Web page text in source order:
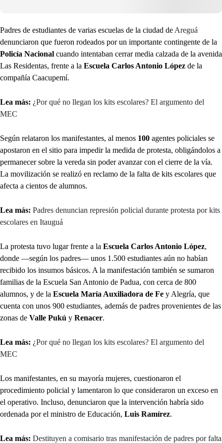
Padres de estudiantes de varias escuelas de la ciudad de Areguá
denunciaron que fueron rodeados por un importante contingente de la
Policía Nacional cuando intentaban cerrar media calzada de la avenida
Las Residentas, frente a la Escuela Carlos Antonio López de la
compañía Caacupemí.
Lea más: ¿Por qué no llegan los kits escolares? El argumento del
MEC
Según relataron los manifestantes, al menos 100 agentes policiales se
apostaron en el sitio para impedir la medida de protesta, obligándolos a
permanecer sobre la vereda sin poder avanzar con el cierre de la vía.
La movilización se realizó en reclamo de la falta de kits escolares que
afecta a cientos de alumnos.
Lea más: Padres denuncian represión policial durante protesta por kits
escolares en Itauguá
La protesta tuvo lugar frente a la Escuela Carlos Antonio López,
donde —según los padres— unos 1.500 estudiantes aún no habían
recibido los insumos básicos. A la manifestación también se sumaron
familias de la Escuela San Antonio de Padua, con cerca de 800
alumnos, y de la Escuela María Auxiliadora de Fe y Alegría, que
cuenta con unos 900 estudiantes, además de padres provenientes de las
zonas de Valle Pukú y Renacer.
Lea más: ¿Por qué no llegan los kits escolares? El argumento del
MEC
Los manifestantes, en su mayoría mujeres, cuestionaron el
procedimiento policial y lamentaron lo que consideraron un exceso en
el operativo. Incluso, denunciaron que la intervención habría sido
ordenada por el ministro de Educación, Luis Ramírez.
Lea más: Destituyen a comisario tras manifestación de padres por falta